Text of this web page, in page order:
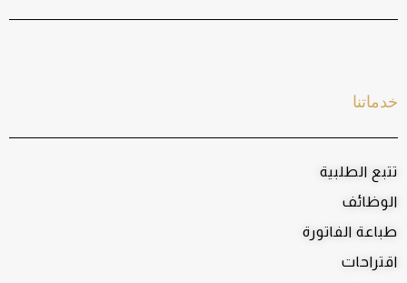
خدماتنا
تتبع الطلبية
الوظائف
طباعة الفاتورة
اقتراحات